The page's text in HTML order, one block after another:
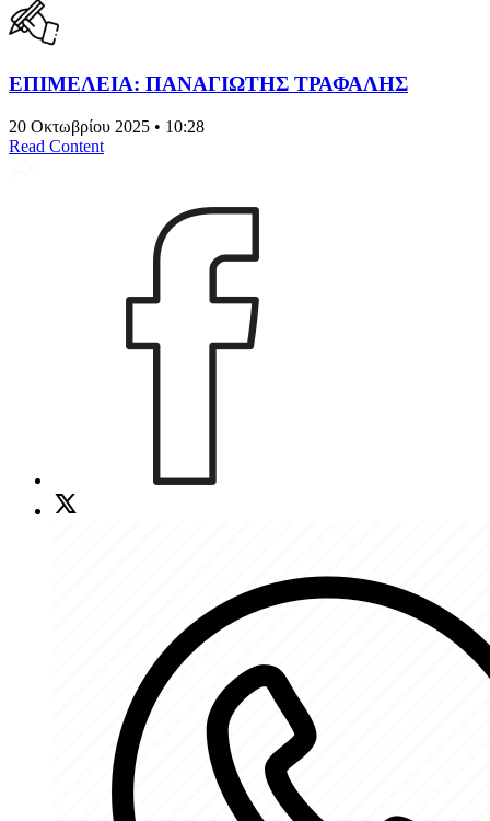
ΕΠΙΜΕΛΕΙΑ: ΠΑΝΑΓΙΩΤΗΣ ΤΡΑΦΑΛΗΣ
20 Οκτωβρίου 2025 • 10:28
Read Content